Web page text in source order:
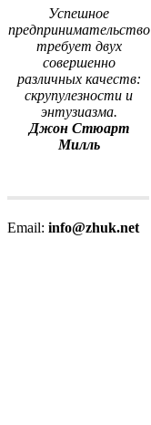
Успешное
предпринимательство
требует двух
совершенно
различных качеств:
скрупулезности и
энтузиазма.
Джон Стюарт
Милль
Email: info@zhuk.net